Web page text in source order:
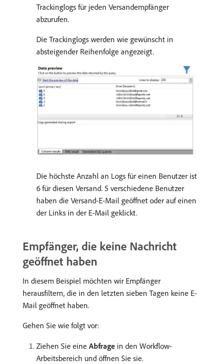
Trackinglogs für jeden Versandempfänger
abzurufen.
Die Trackinglogs werden wie gewünscht in
absteigender Reihenfolge angezeigt.
Die höchste Anzahl an Logs für einen Benutzer ist
6 für diesen Versand. 5 verschiedene Benutzer
haben die Versand-E-Mail geöffnet oder auf einen
der Links in der E-Mail geklickt.
Empfänger, die keine Nachricht
geöffnet haben
In diesem Beispiel möchten wir Empfänger
herausfiltern, die in den letzten sieben Tagen keine E-
Mail geöffnet haben.
Gehen Sie wie folgt vor:
Ziehen Sie eine Abfrage in den Workflow-
Arbeitsbereich und öffnen Sie sie.